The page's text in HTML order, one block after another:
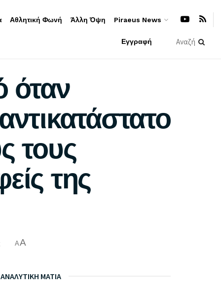
Αθλητική Φωνή Άλλη Όψη Piraeus News
Εγγραφή
όταν
τους
της
AA
ΑΝΑΛΥΤΙΚΗ ΜΑΤΙΑ